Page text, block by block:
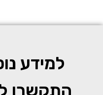
למידע
התקשרו